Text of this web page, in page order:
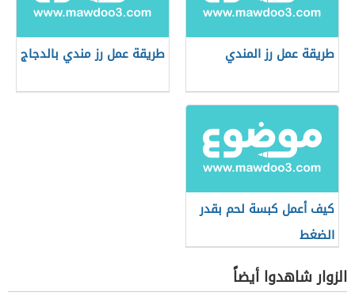
طريقة عمل رز المندي طريقة عمل رز مندي بالدجاج
كيف أعمل كبسة لحم بقدر
الضغط
الزوار شاهدوا أيضاً